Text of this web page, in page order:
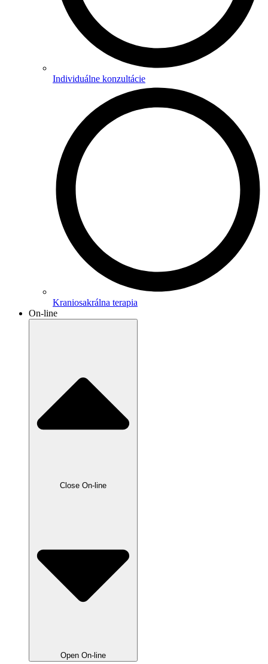
Individuálne konzultácie
Kraniosakrálna terapia
On-line
Close On-line
Open On-line